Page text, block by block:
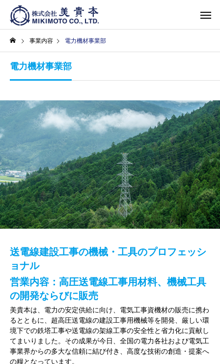
事業内容 電力機材事業部
電力機材事業部
送電線建設工事の機械・工具のプロフェッシ
ョナル
営業内容：高圧送電線工事用材料、機械工具
の開発ならびに販売
美貴本は、電力の安定供給に向け、電気工事資機材の販売に携わ
るとともに、超高圧送電線の建設工事用機械等を開発、厳しい環
境下での鉄塔工事や送電線の架線工事の安全性と省力化に貢献し
てまいりました。その成果が今日、全国の電力各社および電気工
事業界からの多大な信頼に結び付き、高度な技術の創造・提案へ
の糧となっています。